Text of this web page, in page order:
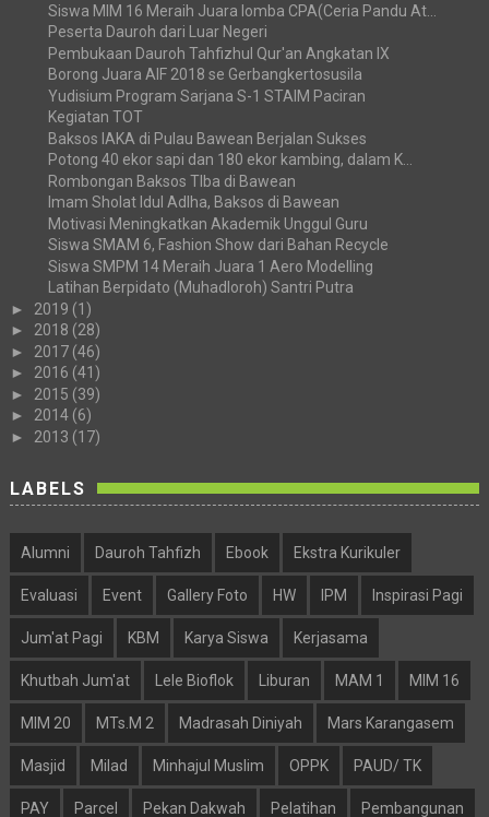
Siswa MIM 16 Meraih Juara lomba CPA(Ceria Pandu At...
Peserta Dauroh dari Luar Negeri
Pembukaan Dauroh Tahfizhul Qur'an Angkatan IX
Borong Juara AIF 2018 se Gerbangkertosusila
Yudisium Program Sarjana S-1 STAIM Paciran
Kegiatan TOT
Baksos IAKA di Pulau Bawean Berjalan Sukses
Potong 40 ekor sapi dan 180 ekor kambing, dalam K...
Rombongan Baksos TIba di Bawean
Imam Sholat Idul Adlha, Baksos di Bawean
Motivasi Meningkatkan Akademik Unggul Guru
Siswa SMAM 6, Fashion Show dari Bahan Recycle
Siswa SMPM 14 Meraih Juara 1 Aero Modelling
Latihan Berpidato (Muhadloroh) Santri Putra
► 2019 (1)
► 2018 (28)
► 2017 (46)
► 2016 (41)
► 2015 (39)
► 2014 (6)
► 2013 (17)
LABELS
Alumni Dauroh Tahfizh Ebook Ekstra Kurikuler
Evaluasi Event Gallery Foto HW IPM Inspirasi Pagi
Jum'at Pagi KBM Karya Siswa Kerjasama
Khutbah Jum'at Lele Bioflok Liburan MAM 1 MIM 16
MIM 20 MTs.M 2 Madrasah Diniyah Mars Karangasem
Masjid Milad Minhajul Muslim OPPK PAUD/ TK
PAY Parcel Pekan Dakwah Pelatihan Pembangunan